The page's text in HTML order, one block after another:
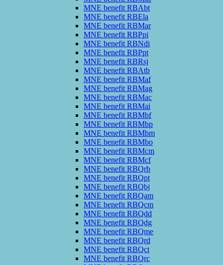
MNE benefit RBAbt
MNE benefit RBEla
MNE benefit RBMar
MNE benefit RBPpi
MNE benefit RBNdi
MNE benefit RBPpt
MNE benefit RBRsj
MNE benefit RBAtb
MNE benefit RBMaf
MNE benefit RBMag
MNE benefit RBMac
MNE benefit RBMai
MNE benefit RBMbf
MNE benefit RBMbp
MNE benefit RBMbm
MNE benefit RBMbo
MNE benefit RBMcm
MNE benefit RBMcf
MNE benefit RBQrb
MNE benefit RBQpt
MNE benefit RBQbj
MNE benefit RBQam
MNE benefit RBQcm
MNE benefit RBQdd
MNE benefit RBQdg
MNE benefit RBQme
MNE benefit RBQrd
MNE benefit RBQct
MNE benefit RBQrc